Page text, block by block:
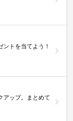
トを当てよう！
アップ。まとめて